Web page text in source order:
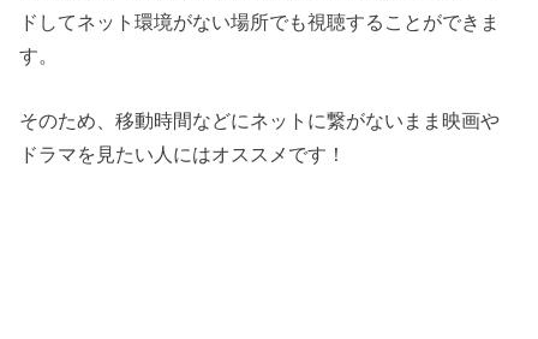
ドしてネット環境がない場所でも視聴することができま
す。
そのため、移動時間などにネットに繋がないまま映画や
ドラマを見たい人にはオススメです！